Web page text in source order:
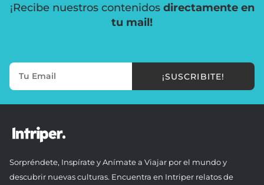
¡Recibe nuestros contenidos directamente en
tu mail!
¡SUSCRIBITE!
Sorpréndete, Inspírate y Anímate a Viajar por el mundo y
descubrir nuevas culturas. Encuentra en Intriper relatos de